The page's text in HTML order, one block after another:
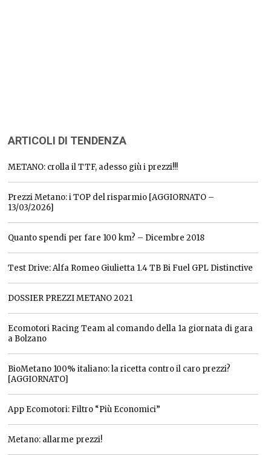
ARTICOLI DI TENDENZA
METANO: crolla il TTF, adesso giù i prezzi!!!
Prezzi Metano: i TOP del risparmio [AGGIORNATO –
13/03/2026]
Quanto spendi per fare 100 km? – Dicembre 2018
Test Drive: Alfa Romeo Giulietta 1.4 TB Bi Fuel GPL Distinctive
DOSSIER PREZZI METANO 2021
Ecomotori Racing Team al comando della 1a giornata di gara
a Bolzano
BioMetano 100% italiano: la ricetta contro il caro prezzi?
[AGGIORNATO]
App Ecomotori: Filtro “Più Economici”
Metano: allarme prezzi!